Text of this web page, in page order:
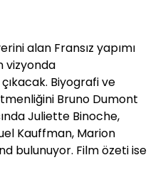
alan Fransız yapımı
vizyonda
Biyografi ve
Bruno Dumont
Juliette Binoche,
Kauffman, Marion
bulunuyor. Film özeti ise